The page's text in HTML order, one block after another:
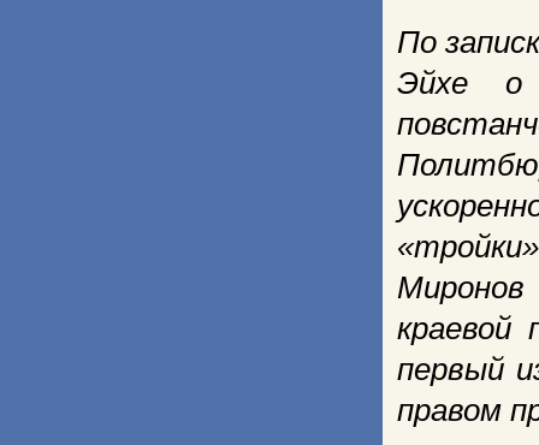
По
Эйхе о
краевой
первый
правом